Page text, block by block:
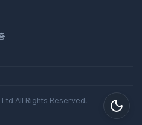
Ltd All Rights Reserved.